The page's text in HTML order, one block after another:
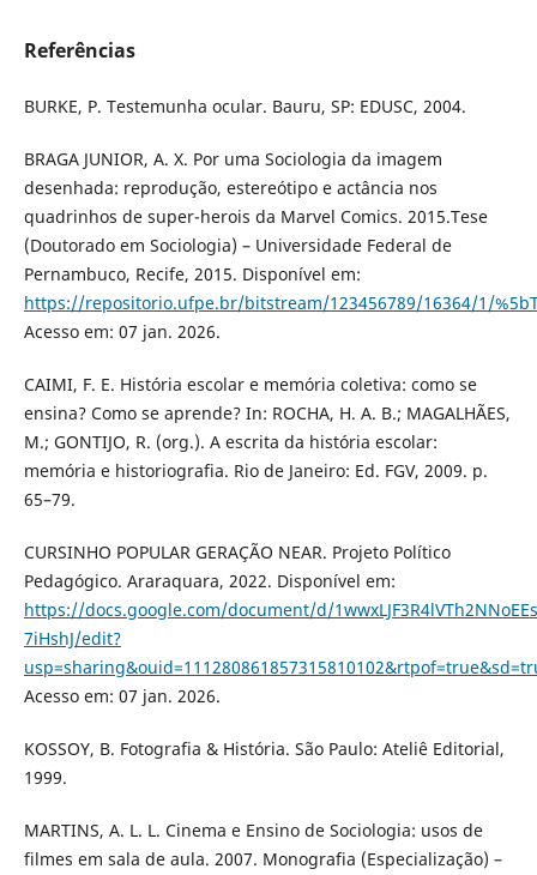
Referências
BURKE, P. Testemunha ocular. Bauru, SP: EDUSC, 2004.
BRAGA JUNIOR, A. X. Por uma Sociologia da imagem
desenhada: reprodução, estereótipo e actância nos
quadrinhos de super-herois da Marvel Comics. 2015.Tese
(Doutorado em Sociologia) – Universidade Federal de
Pernambuco, Recife, 2015. Disponível em:
https://repositorio.ufpe.br/bitstream/123456789/16364/1/
Acesso em: 07 jan. 2026.
CAIMI, F. E. História escolar e memória coletiva: como se
ensina? Como se aprende? In: ROCHA, H. A. B.; MAGALHÃES,
M.; GONTIJO, R. (org.). A escrita da história escolar:
memória e historiografia. Rio de Janeiro: Ed. FGV, 2009. p.
65–79.
CURSINHO POPULAR GERAÇÃO NEAR. Projeto Político
Pedagógico. Araraquara, 2022. Disponível em:
https://docs.google.com/document/d/
7iHshJ/edit?
Acesso em: 07 jan. 2026.
KOSSOY, B. Fotografia & História. São Paulo: Ateliê Editorial,
1999.
MARTINS, A. L. L. Cinema e Ensino de Sociologia: usos de
filmes em sala de aula. 2007. Monografia (Especialização) –